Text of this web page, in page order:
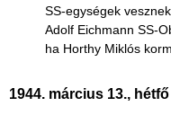
SS-egységek
Adolf Eichmann SS-
ha Horthy Miklós
1944. március 13., hétfő